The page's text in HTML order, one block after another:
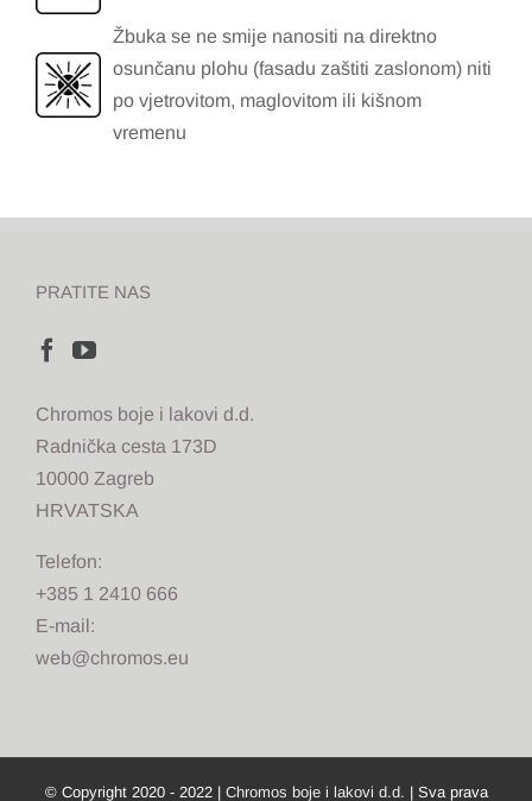
Žbuka se ne smije nanositi na direktno
osunčanu plohu (fasadu zaštiti zaslonom) niti
po vjetrovitom, maglovitom ili kišnom
vremenu
PRATITE NAS
Chromos boje i lakovi d.d.
Radnička cesta 173D
10000 Zagreb
HRVATSKA
Telefon:
+385 1 2410 666
E-mail:
web@chromos.eu
© Copyright 2020 - 2022 | Chromos boje i lakovi d.d. | Sva prava